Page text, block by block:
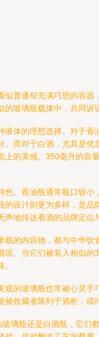
似普通却充满巧思的容
玻璃瓶载体中，共同诉
液体的理想选择。对于
。而对于白酒，尤其是
上的美感。350毫升的容
。香油瓶通常瓶口较小
的设计则更为多样，是
地传达着酒的品牌定位
载的内容物，都与中华
谊。当它们被装入相似
观的玻璃瓶也常被心灵
收藏者陈列于酒柜，
璃瓶还是白酒瓶，它们